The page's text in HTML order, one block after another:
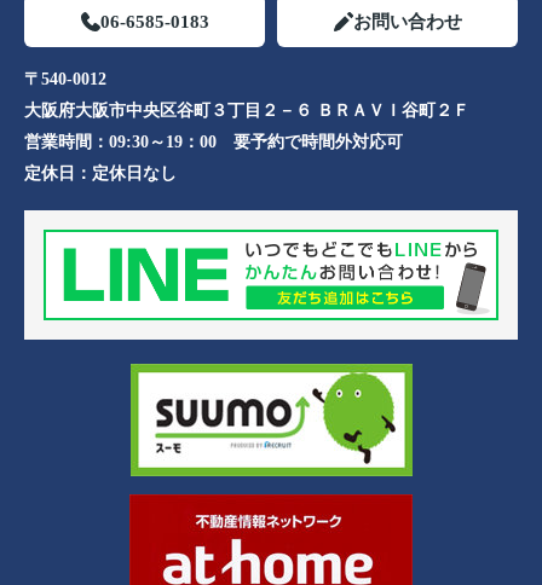
06-6585-0183 お問い合わせ
〒540-0012
大阪府大阪市中央区谷町３丁目２－６ ＢＲＡＶＩ谷町２Ｆ
営業時間： 09:30～19：00 要予約で時間外対応可
定休日： 定休日なし